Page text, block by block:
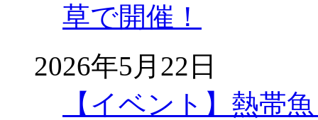
草で開催！
2026年5月22日
【イベント】熱帯